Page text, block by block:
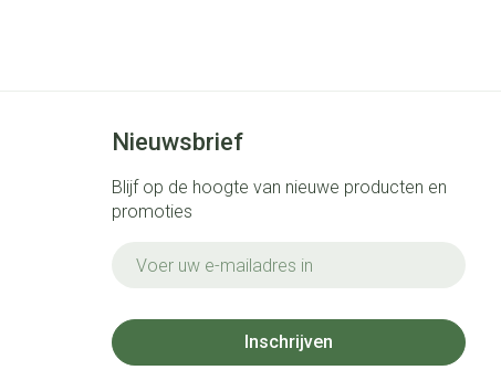
Nieuwsbrief
Blijf op de hoogte van nieuwe producten en
promoties
Inschrijven